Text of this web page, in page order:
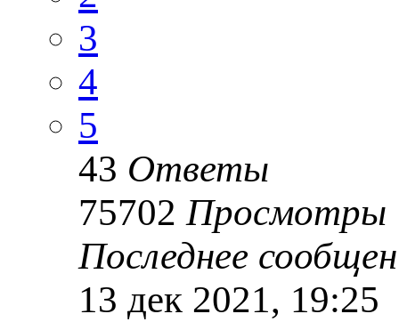
3
4
5
43 Ответы
75702Просмотры
Последнее
13 дек 2021, 19:25